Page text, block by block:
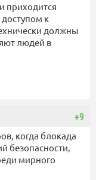
приходится
к
должны
людей в
+9
когда блокада
безопасности,
мирного